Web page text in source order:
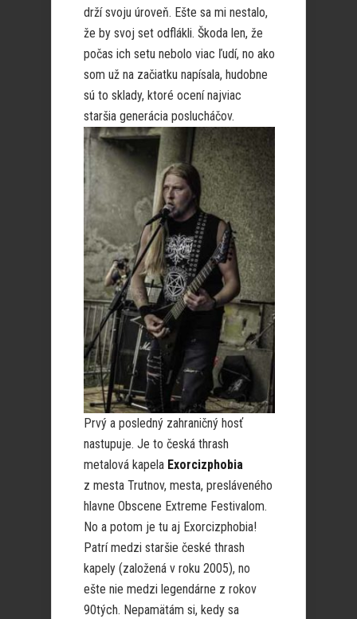
drží svoju úroveň. Ešte sa mi nestalo,
že by svoj set odflákli. Škoda len, že
počas ich setu nebolo viac ľudí, no ako
som už na začiatku napísala, hudobne
sú to sklady, ktoré ocení najviac
staršia generácia poslucháčov.
Prvý a posledný zahraničný hosť
nastupuje. Je to česká thrash
metalová kapela Exorcizphobia
z mesta Trutnov, mesta, presláveného
hlavne Obscene Extreme Festivalom.
No a potom je tu aj Exorcizphobia!
Patrí medzi staršie české thrash
kapely (založená v roku 2005), no
ešte nie medzi legendárne z rokov
90tých. Nepamätám si, kedy sa